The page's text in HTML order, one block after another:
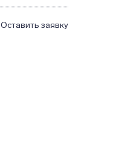
Оставить заявку